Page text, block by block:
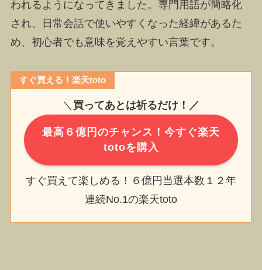
われるようになってきました。専門用語が簡略化
され、日常会話で使いやすくなった経緯があるた
め、初心者でも意味を覚えやすい言葉です。
すぐ買える！楽天toto
＼ 買ってあとは祈るだけ！／
最高６億円のチャンス！今すぐ楽天
totoを購入
すぐ買えて楽しめる！６億円当選本数１２年
連続No.1の楽天toto